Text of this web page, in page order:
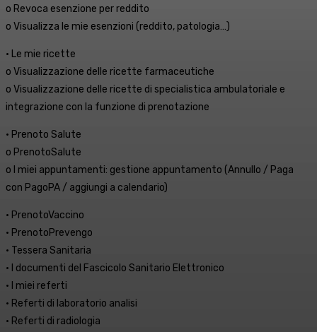
o Revoca esenzione per reddito
o Visualizza le mie esenzioni (reddito, patologia…)
• Le mie ricette
o Visualizzazione delle ricette farmaceutiche
o Visualizzazione delle ricette di specialistica ambulatoriale e
integrazione con la funzione di prenotazione
• Prenoto Salute
o PrenotoSalute
o I miei appuntamenti: gestione appuntamento (Annullo / Paga
con PagoPA / aggiungi a calendario)
• PrenotoVaccino
• PrenotoPrevengo
• Tessera Sanitaria
• I documenti del Fascicolo Sanitario Elettronico
• I miei referti
• Referti di laboratorio analisi
• Referti di radiologia